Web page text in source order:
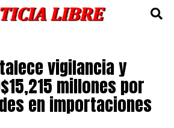
vigilancia y
millones por
en importaciones